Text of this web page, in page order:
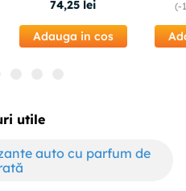
74,25 lei
Adauga in cos
(-
utile
auto cu parfum de